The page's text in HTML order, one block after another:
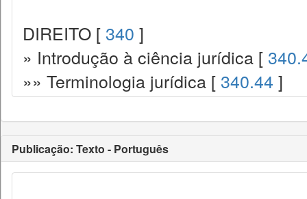
DIREITO [ 340 ]
» Introdução à ciência jurídica [
»» Terminologia jurídica [ 340.44 ]
Publicação: Texto - Português